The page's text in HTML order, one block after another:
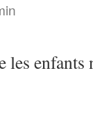
les